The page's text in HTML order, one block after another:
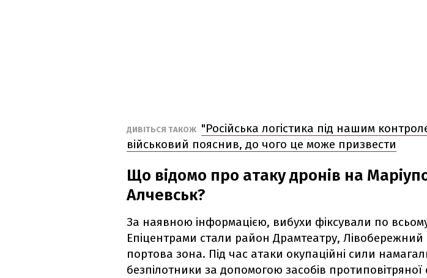
ДИВІТЬСЯ ТАКОЖ "Російська логістика під нашим
військовий пояснив, до чого це може призвести
Що відомо про атаку дронів на
Алчевськ?
За наявною інформацією, вибухи фіксували по
Епіцентрами стали район Драмтеатру,
портова зона. Під час атаки окупаційні сили
безпілотники за допомогою засобів